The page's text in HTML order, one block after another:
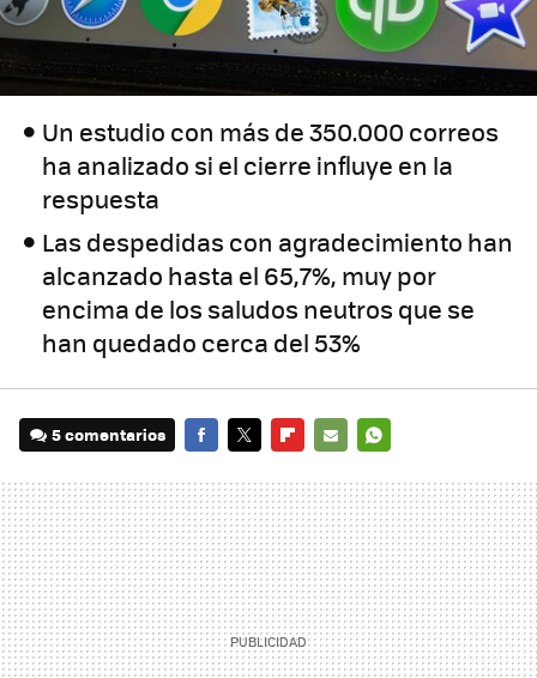
Un estudio con más de 350.000 correos
ha analizado si el cierre influye en la
respuesta
Las despedidas con agradecimiento han
alcanzado hasta el 65,7%, muy por
encima de los saludos neutros que se
han quedado cerca del 53%
5 comentarios
MAIL